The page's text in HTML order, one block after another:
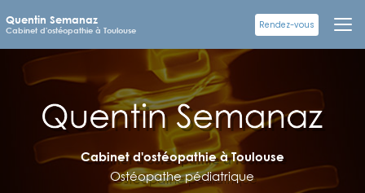
au
principal
Quentin Semanaz
Cabinet d'ostéopathie à Toulouse
Rendez-vous
Cabinet d'ostéopathie à Toulouse
Ostéopathe pédiatrique